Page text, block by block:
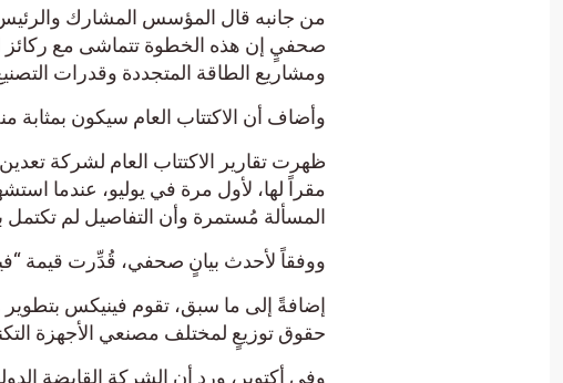
ومشاريع الطاقة المتجددة وقدرات
وأضاف أن الاكتتاب العام سيكون بمثابة
ظهرت تقارير الاكتتاب العام لشركة
مقراً لها، لأول مرة في يوليو، عندما
المسألة مُستمرة وأن التفاصيل لم تكتمل
ووفقاً لأحدث بيانٍ صحفي، قُدِّرت قيمة “فينيكس” بعد
إضافةً إلى ما سبق، تقوم فينيكس
حقوق توزيعٍ لمختلف مصنعي الأجهزة
وفي أكتوبر، ورد أن الشركة القابضة